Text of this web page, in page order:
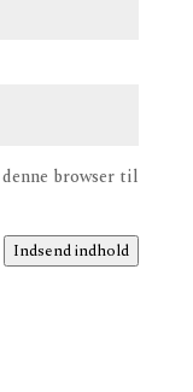
browser til
Indsend indhold